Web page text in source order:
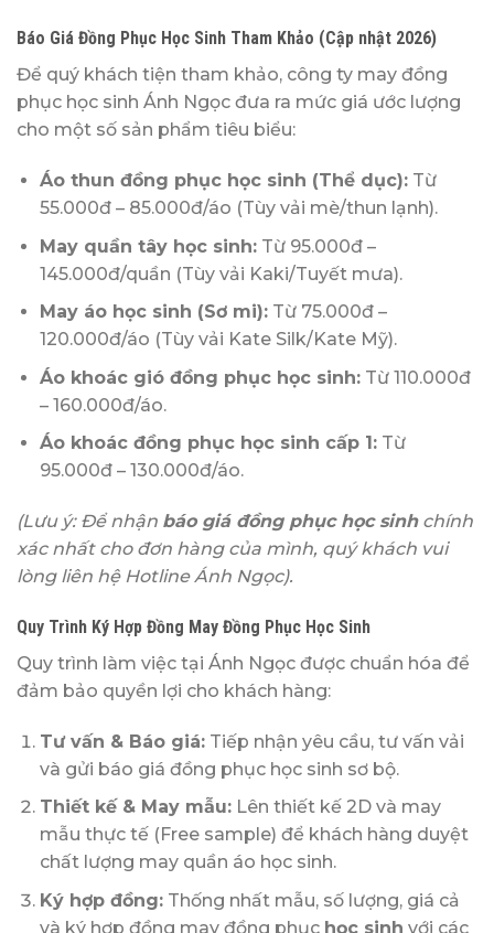
Báo Giá Đồng Phục Học Sinh Tham Khảo (Cập nhật 2026)
Để quý khách tiện tham khảo, công ty may đồng
phục học sinh Ánh Ngọc đưa ra mức giá ước lượng
cho một số sản phẩm tiêu biểu:
Áo thun đồng phục học sinh (Thể dục):Từ
55.000đ – 85.000đ/áo (Tùy vải mè/thun lạnh).
May quần tây học sinh:Từ 95.000đ –
145.000đ/quần (Tùy vải Kaki/Tuyết mưa).
May áo học sinh (Sơ mi):Từ 75.000đ –
120.000đ/áo (Tùy vải Kate Silk/Kate Mỹ).
Áo khoác gió đồng phục học sinh:Từ 110.000đ
– 160.000đ/áo.
Áo khoác đồng phục học sinh cấp 1:Từ
95.000đ – 130.000đ/áo.
(Lưu ý: Để nhận báo giá đồng phục học sinhchính
xác nhất cho đơn hàng của mình, quý khách vui
lòng liên hệ Hotline Ánh Ngọc).
Quy Trình Ký Hợp Đồng May Đồng Phục Học Sinh
Quy trình làm việc tại Ánh Ngọc được chuẩn hóa để
đảm bảo quyền lợi cho khách hàng:
Tư vấn & Báo giá:Tiếp nhận yêu cầu, tư vấn vải
và gửi báo giá đồng phục học sinh sơ bộ.
Thiết kế & May mẫu:Lên thiết kế 2D và may
mẫu thực tế (Free sample) để khách hàng duyệt
chất lượng may quần áo học sinh.
Ký hợp đồng:Thống nhất mẫu, số lượng, giá cả
và ký hợp đồng may đồng phục học sinh với các